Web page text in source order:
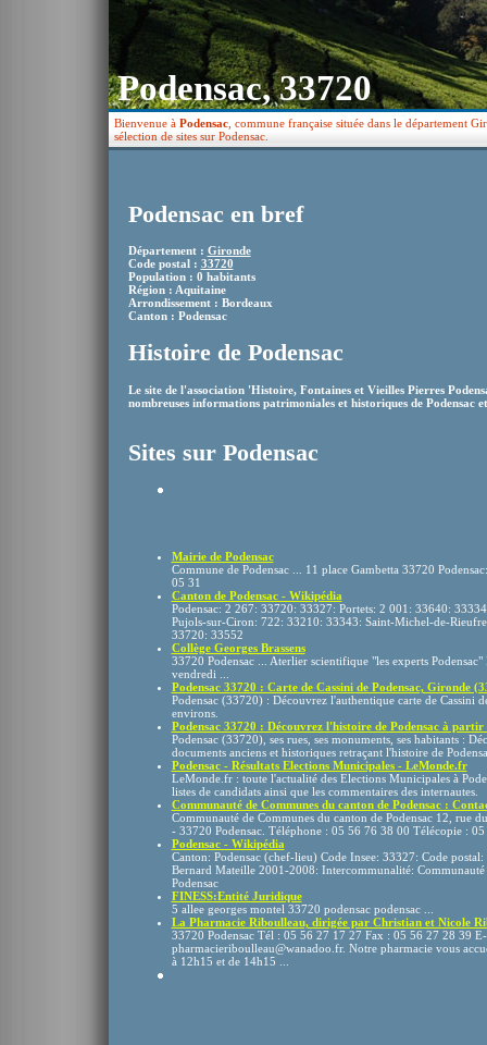
Podensac, 33720
Bienvenue à Podensac , commune française située dans le département
sélection de sites sur Podensac.
Podensac en bref
Département : Gironde
Code postal : 33720
Population : 0 habitants
Région : Aquitaine
Arrondissement : Bordeaux
Canton : Podensac
Histoire de Podensac
Le site de l'association 'Histoire, Fontaines et Vieilles Pierres
nombreuses informations patrimoniales et historiques de Podensac
Sites sur Podensac
Mairie de Podensac
Commune de Podensac ... 11 place Gambetta 33720
05 31
Canton de Podensac - Wikipédia
Podensac: 2 267: 33720: 33327: Portets: 2 001: 33640:
Pujols-sur-Ciron: 722: 33210: 33343: Saint-Michel-de-
33720: 33552
Collège Georges Brassens
33720 Podensac ... Aterlier scientifique "les experts
vendredi ...
Podensac 33720 : Carte de Cassini de Podensac, Gironde
Podensac (33720) : Découvrez l'authentique carte de Cassini
environs.
Podensac 33720 : Découvrez l'histoire de Podensac à partir
Podensac (33720), ses rues, ses monuments, ses habitants :
documents anciens et historiques retraçant l'histoire de
Podensac - Résultats Elections Municipales - LeMonde.fr
LeMonde.fr : toute l'actualité des Elections Municipales à
listes de candidats ainsi que les commentaires des internautes.
Communauté de Communes du canton de Podensac :
Communauté de Communes du canton de Podensac 12, rue
- 33720 Podensac. Téléphone : 05 56 76 38 00 Télécopie :
Podensac - Wikipédia
Canton: Podensac (chef-lieu) Code Insee: 33327: Code
Bernard Mateille 2001-2008: Intercommunalité: Communauté
Podensac
FINESS:Entité Juridique
5 allee georges montel 33720 podensac podensac ...
La Pharmacie Riboulleau, dirigée par Christian et Nicole
33720 Podensac Tél : 05 56 27 17 27 Fax : 05 56 27 28 39
pharmacieriboulleau@wanadoo.fr. Notre pharmacie vous
à 12h15 et de 14h15 ...